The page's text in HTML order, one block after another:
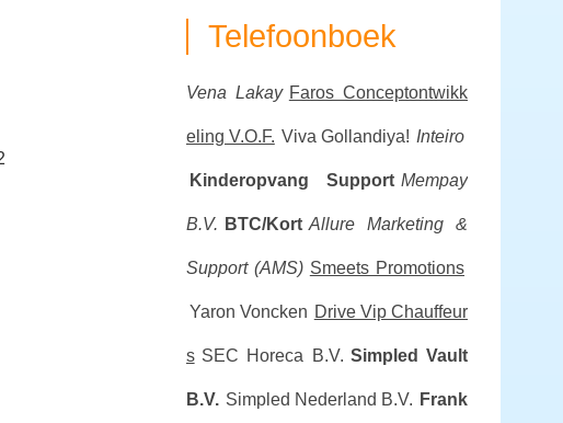
Telefoonboek
Vena Lakay Faros Conceptontwikk
eling V.O.F. Viva Gollandiya! Inteiro
Kinderopvang Support Mempay
B.V. BTC/Kort Allure Marketing &
Support (AMS) Smeets Promotions
Yaron Voncken Drive Vip Chauffeur
s SEC Horeca B.V. Simpled Vault
B.V. Simpled Nederland B.V. Frank